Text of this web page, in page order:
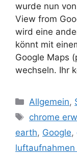
wurde nun
View from
wird eine
könnt mit
Google Maps
wechseln. Ihr
Kategorien
Allgemein,
chrome
earth, Google,
luftaufnahmen